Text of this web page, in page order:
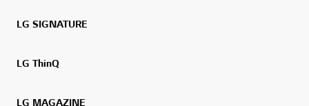
LG SIGNATURE
LG ThinQ
LG MAGAZINE